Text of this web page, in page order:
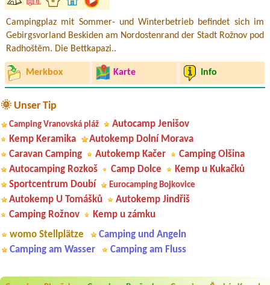
Campingplaz mit Sommer- und Winterbetrieb befindet sich im
Gebirgsvorland Beskiden am Nordostenrand der Stadt Rožnov pod
Radhoštěm. Die Bettkapazi..
Merkbox Karte Info
🌞 Unser Tip
Camping Vranovská pláž
Autocamp Jenišov
Kemp Keramika
Autokemp Dolní Morava
Caravan Camping
Autokemp Kačer
Camping Olšina
Autocamping Rozkoš
Camp Dolce
Kemp u Kukačků
Sportcentrum Doubí
Eurocamping Bojkovice
Autokemp U Tomášků
Autokemp Jindřiš
Camping Rožnov
Kemp u zámku
womo Stellplätze
Camping und Angeln
Camping am Wasser
Camping am Fluss
Aneta Melicharová***